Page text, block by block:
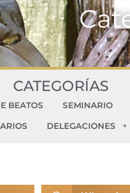
CATEGORÍAS
BEATOS SEMINARIO
DELEGACIONES